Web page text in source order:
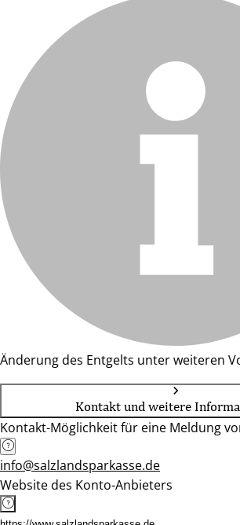
Änderung des Entgelts unter weiteren
Kontakt und weitere
Kontakt-Möglichkeit für eine Meldung
info@salzlandsparkasse.de
Website des Konto-Anbieters